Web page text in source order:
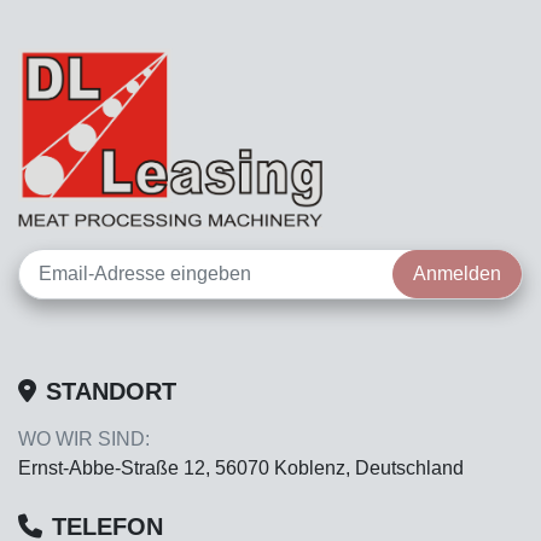
Anmelden
STANDORT
WO WIR SIND:
Ernst-Abbe-Straße 12, 56070 Koblenz, Deutschland
TELEFON